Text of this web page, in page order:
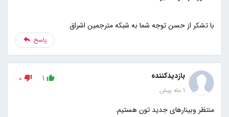
با تشکر از حسن توجه شما به شبکه مترجمین اشراق
پاسخ
بازدیدکننده
1 ماه پیش
1
0
منتظر وبینارهای جدید تون هستیم.